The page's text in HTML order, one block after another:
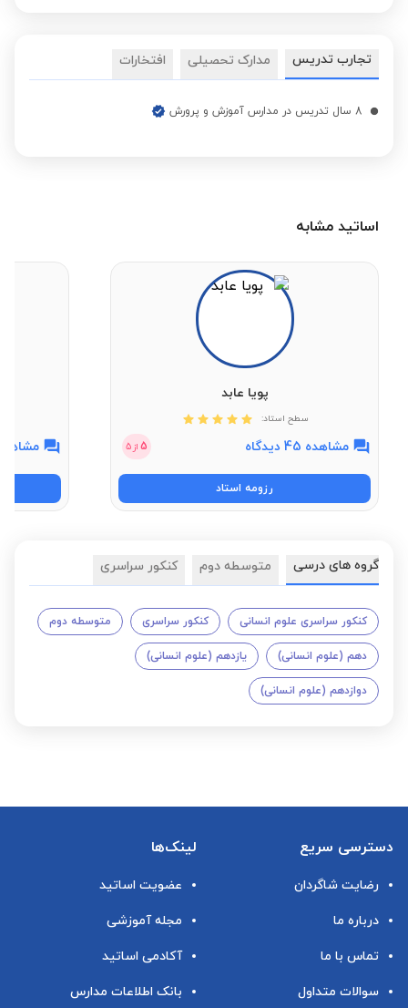
تجارب تدریس مدارک تحصیلی افتخارات
8 سال تدریس در مدارس آموزش و پرورش
اساتید مشابه
پویا عابد
سطح استاد:
مشاهده 45 دیدگاه 5 از 5
رزومه استاد
مشاهده 57
گروه های درسی متوسطه دوم کنکور سراسری
کنکور سراسری علوم انسانی کنکور سراسری متوسطه دوم
دهم (علوم انسانی) یازدهم (علوم انسانی)
دوازدهم (علوم انسانی)
دسترسی سریع
رضایت شاگردان
درباره ما
تماس با ما
سوالات متداول
لینک‌ها
عضویت اساتید
مجله آموزشی
آکادمی اساتید
بانک اطلاعات مدارس